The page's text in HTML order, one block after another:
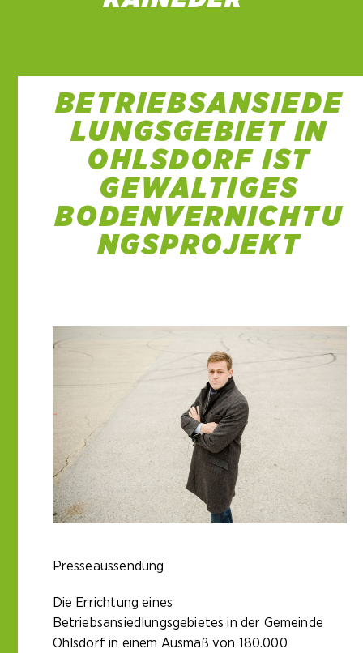
BETRIEBSANSIEDE
LUNGSGEBIET IN
OHLSDORF IST
GEWALTIGES
BODENVERNICHTU
NGSPROJEKT
Presseaussendung
Die Errichtung eines
Betriebsansiedlungsgebietes in der Gemeinde
Ohlsdorf in einem Ausmaß von 180.000